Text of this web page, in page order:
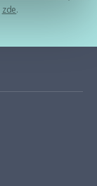
zde.